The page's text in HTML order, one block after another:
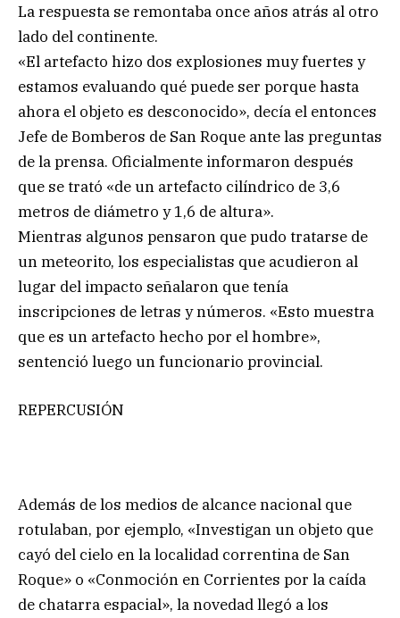
La respuesta se remontaba once años atrás al otro
lado del continente.
«El artefacto hizo dos explosiones muy fuertes y
estamos evaluando qué puede ser porque hasta
ahora el objeto es desconocido», decía el entonces
Jefe de Bomberos de San Roque ante las preguntas
de la prensa. Oficialmente informaron después
que se trató «de un artefacto cilíndrico de 3,6
metros de diámetro y 1,6 de altura».
Mientras algunos pensaron que pudo tratarse de
un meteorito, los especialistas que acudieron al
lugar del impacto señalaron que tenía
inscripciones de letras y números. «Esto muestra
que es un artefacto hecho por el hombre»,
sentenció luego un funcionario provincial.
REPERCUSIÓN
Además de los medios de alcance nacional que
rotulaban, por ejemplo, «Investigan un objeto que
cayó del cielo en la localidad correntina de San
Roque» o «Conmoción en Corrientes por la caída
de chatarra espacial», la novedad llegó a los